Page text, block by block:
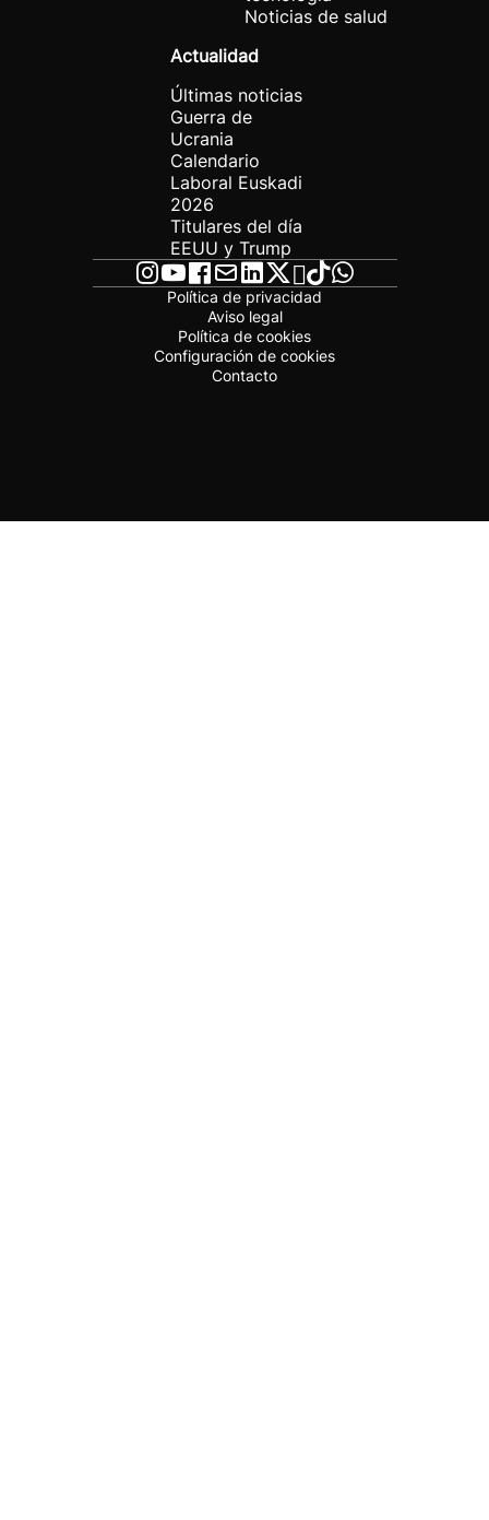
Noticias de salud
Actualidad
Últimas noticias
Guerra de
Ucrania
Calendario
Laboral Euskadi
2026
Titulares del día
EEUU y Trump
Política de privacidad
Aviso legal
Política de cookies
Configuración de cookies
Contacto